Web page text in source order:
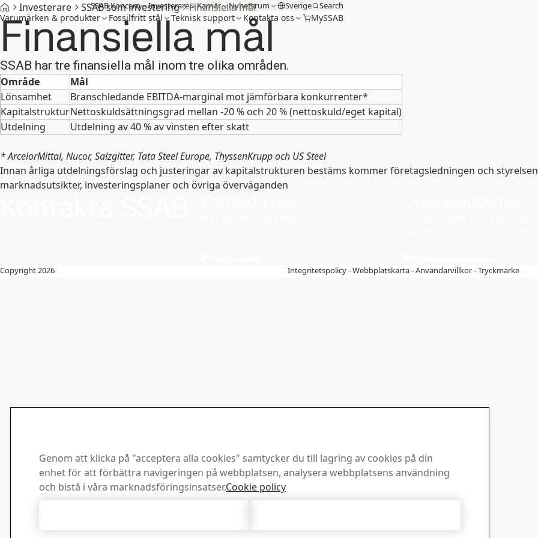
SSAB Koncern Investerare Karriär Nyhetsrum Sverige Search
Varumärken & produkter Fossilfritt stål Teknisk support Kontakta oss MySSAB
Investerare SSAB som investering Finansiella mål
Finansiella mål
SSAB har tre finansiella mål inom tre olika områden.
Område
Mål
Lönsamhet
Branschledande EBITDA-marginal mot jämförbara konkurrenter*
KapitalstrukturNettoskuldsättningsgrad mellan -20 % och 20 % (nettoskuld/eget kapital)
Utdelning
Utdelning av 40 % av vinsten efter skatt
* ArcelorMittal, Nucor, Salzgitter, Tata Steel Europe, ThyssenKrupp och US Steel
Innan årliga utdelningsförslag och justeringar av kapitalstrukturen bestäms kommer företagsledningen och
marknadsutsikter, investeringsplaner och övriga överväganden
Copyright 2026
Integritetspolicy-Webbplatskarta-Användarvillkor-Tryckmärke
Genom att klicka på "acceptera alla cookies" samtycker du till lagring av cookies på din
enhet för att förbättra navigeringen på webbplatsen, analysera webbplatsens användning
och bistå i våra marknadsföringsinsatser.Cookie policy